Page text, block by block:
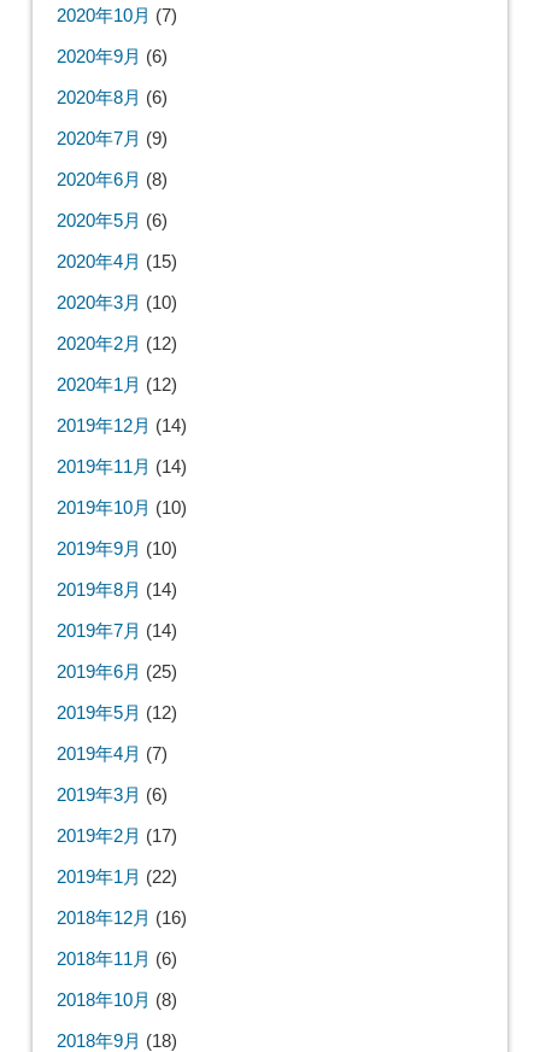
2020年10月 (7)
2020年9月 (6)
2020年8月 (6)
2020年7月 (9)
2020年6月 (8)
2020年5月 (6)
2020年4月 (15)
2020年3月 (10)
2020年2月 (12)
2020年1月 (12)
2019年12月 (14)
2019年11月 (14)
2019年10月 (10)
2019年9月 (10)
2019年8月 (14)
2019年7月 (14)
2019年6月 (25)
2019年5月 (12)
2019年4月 (7)
2019年3月 (6)
2019年2月 (17)
2019年1月 (22)
2018年12月 (16)
2018年11月 (6)
2018年10月 (8)
2018年9月 (18)